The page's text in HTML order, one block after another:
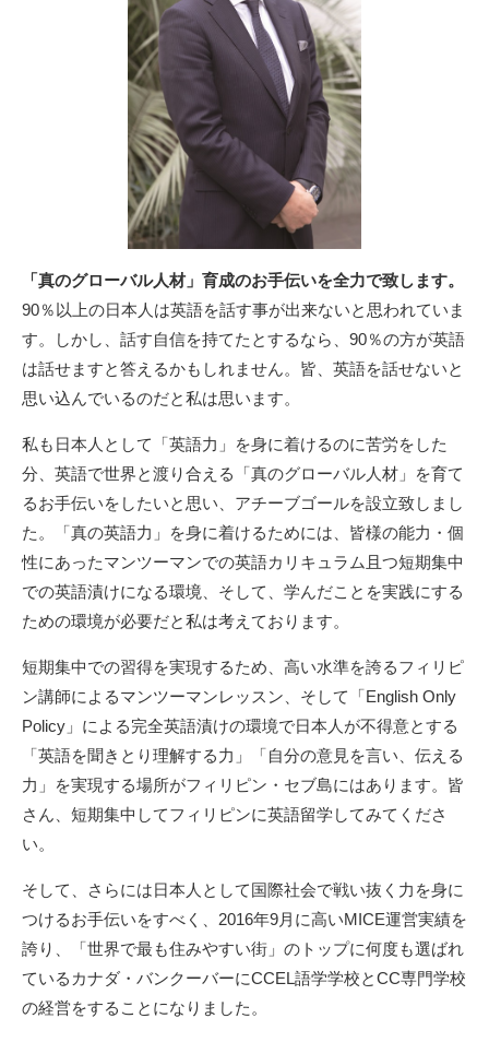
「真のグローバル人材」育成のお手伝いを全力で致します。
90％以上の日本人は英語を話す事が出来ないと思われていま
す。しかし、話す自信を持てたとするなら、90％の方が英語
は話せますと答えるかもしれません。皆、英語を話せないと
思い込んでいるのだと私は思います。
私も日本人として「英語力」を身に着けるのに苦労をした
分、英語で世界と渡り合える「真のグローバル人材」を育て
るお手伝いをしたいと思い、アチーブゴールを設立致しまし
た。「真の英語力」を身に着けるためには、皆様の能力・個
性にあったマンツーマンでの英語カリキュラム且つ短期集中
での英語漬けになる環境、そして、学んだことを実践にする
ための環境が必要だと私は考えております。
短期集中での習得を実現するため、高い水準を誇るフィリピ
ン講師によるマンツーマンレッスン、そして「English Only
Policy」による完全英語漬けの環境で日本人が不得意とする
「英語を聞きとり理解する力」「自分の意見を言い、伝える
力」を実現する場所がフィリピン・セブ島にはあります。皆
さん、短期集中してフィリピンに英語留学してみてくださ
い。
そして、さらには日本人として国際社会で戦い抜く力を身に
つけるお手伝いをすべく、2016年9月に高いMICE運営実績を
誇り、「世界で最も住みやすい街」のトップに何度も選ばれ
ているカナダ・バンクーバーにCCEL語学学校とCC専門学校
の経営をすることになりました。